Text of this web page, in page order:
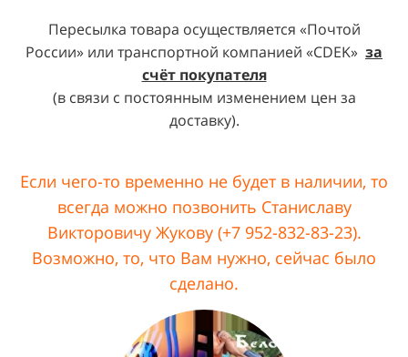
Пересылка товара осуществляется «Почтой
России» или транспортной компанией «CDEK» за
счёт покупателя
(в связи с постоянным изменением цен за
доставку).
Если чего-то временно не будет в наличии, то
всегда можно позвонить Станиславу
Викторовичу Жукову (+7 952-832-83-23).
Возможно, то, что Вам нужно, сейчас было
сделано.